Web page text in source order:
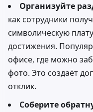
Организуйте
как сотрудники
символическую
достижения.
офисе, где можно
фото. Это создаёт
отклик.
Соберите